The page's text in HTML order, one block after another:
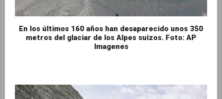
En los últimos 160 años han desaparecido unos 350
metros del glaciar de los Alpes suizos. Foto: AP
Imagenes